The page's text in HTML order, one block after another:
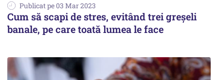
Publicat pe 03 Mar 2023
Cum să scapi de stres, evitând trei greșeli
banale, pe care toată lumea le face